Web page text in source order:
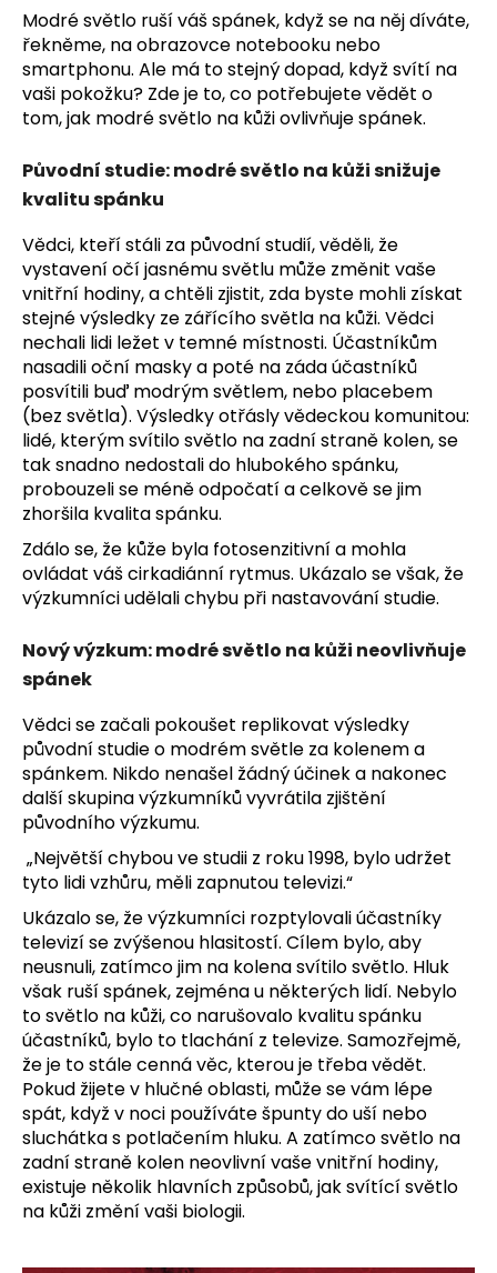
Modré světlo ruší váš spánek, když se na něj díváte,
řekněme, na obrazovce notebooku nebo
smartphonu. Ale má to stejný dopad, když svítí na
vaši pokožku? Zde je to, co potřebujete vědět o
tom, jak modré světlo na kůži ovlivňuje spánek.
Původní studie: modré světlo na kůži snižuje
kvalitu spánku
Vědci, kteří stáli za původní studií, věděli, že
vystavení očí jasnému světlu může změnit vaše
vnitřní hodiny, a chtěli zjistit, zda byste mohli získat
stejné výsledky ze zářícího světla na kůži. Vědci
nechali lidi ležet v temné místnosti. Účastníkům
nasadili oční masky a poté na záda účastníků
posvítili buď modrým světlem, nebo placebem
(bez světla). Výsledky otřásly vědeckou komunitou:
lidé, kterým svítilo světlo na zadní straně kolen, se
tak snadno nedostali do hlubokého spánku,
probouzeli se méně odpočatí a celkově se jim
zhoršila kvalita spánku.
Zdálo se, že kůže byla fotosenzitivní a mohla
ovládat váš cirkadiánní rytmus. Ukázalo se však, že
výzkumníci udělali chybu při nastavování studie.
Nový výzkum: modré světlo na kůži neovlivňuje
spánek
Vědci se začali pokoušet replikovat výsledky
původní studie o modrém světle za kolenem a
spánkem. Nikdo nenašel žádný účinek a nakonec
další skupina výzkumníků vyvrátila zjištění
původního výzkumu.
„Největší chybou ve studii z roku 1998, bylo udržet
tyto lidi vzhůru, měli zapnutou televizi.“
Ukázalo se, že výzkumníci rozptylovali účastníky
televizí se zvýšenou hlasitostí. Cílem bylo, aby
neusnuli, zatímco jim na kolena svítilo světlo. Hluk
však ruší spánek, zejména u některých lidí. Nebylo
to světlo na kůži, co narušovalo kvalitu spánku
účastníků, bylo to tlachání z televize. Samozřejmě,
že je to stále cenná věc, kterou je třeba vědět.
Pokud žijete v hlučné oblasti, může se vám lépe
spát, když v noci používáte špunty do uší nebo
sluchátka s potlačením hluku. A zatímco světlo na
zadní straně kolen neovlivní vaše vnitřní hodiny,
existuje několik hlavních způsobů, jak svítící světlo
na kůži změní vaši biologii.